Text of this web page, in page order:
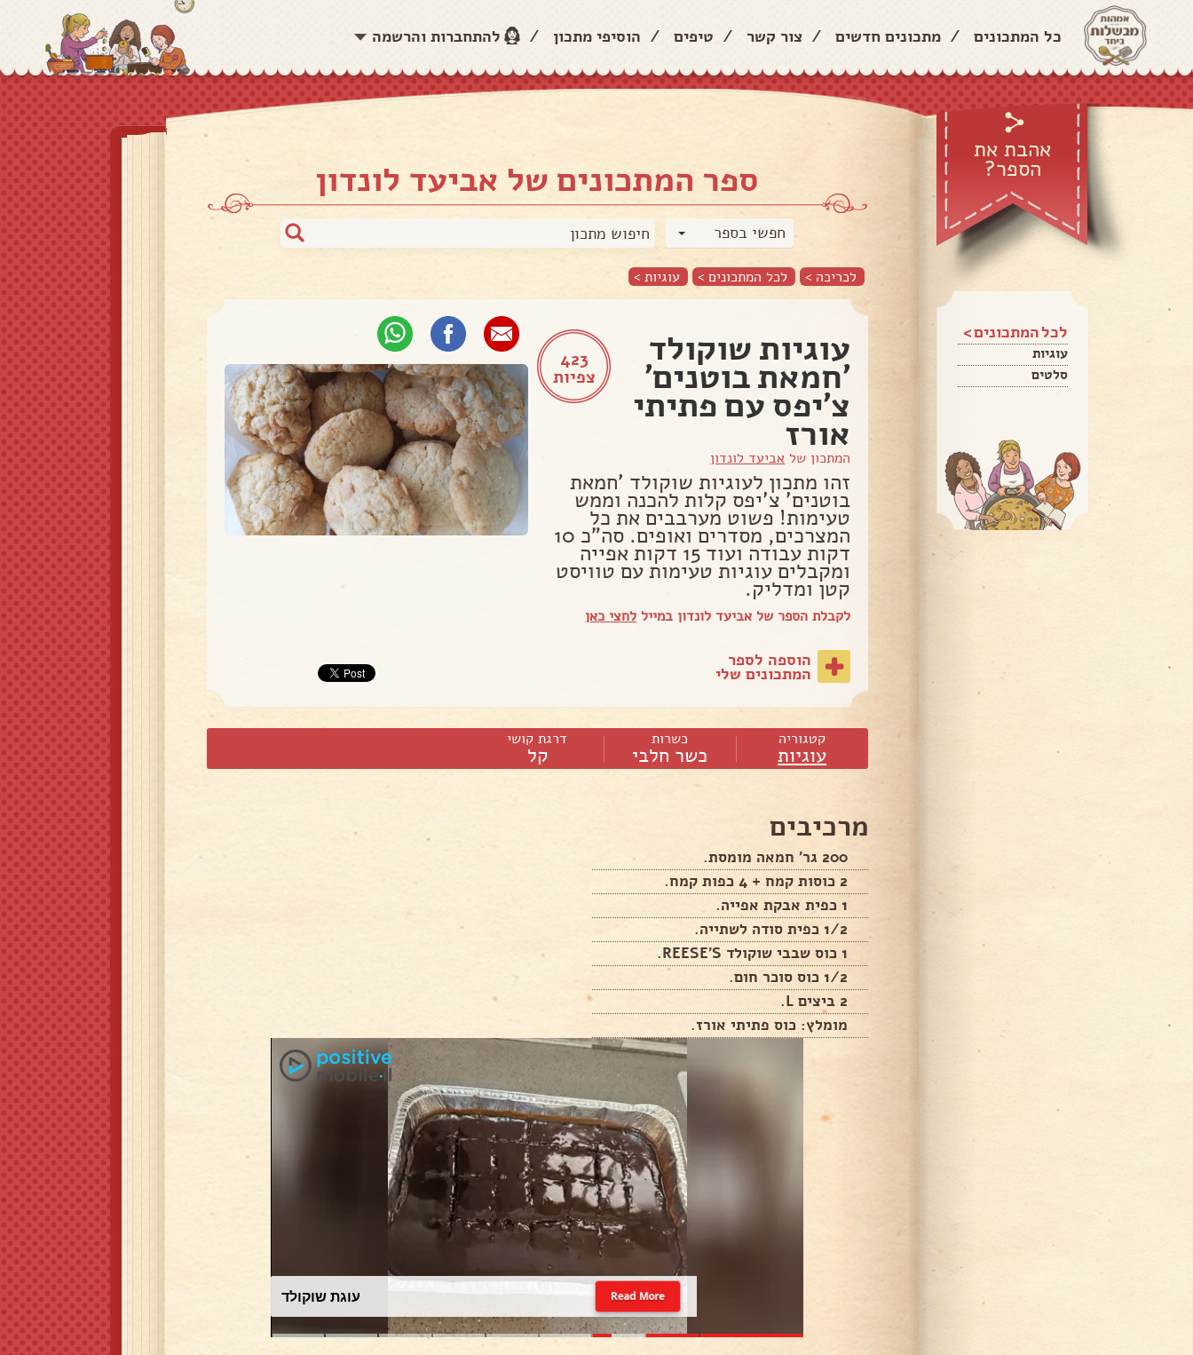
כל המתכונים / מתכונים חדשים / צור קשר / טיפים / הוסיפי מתכון / להתחברות והרשמה
אהבת את
הספר?
לכל המתכונים >
עוגיות
סלטים
ספר המתכונים של אביעד לונדון
חפשי בספר
לכריכה > לכל המתכונים > עוגיות >
423
צפיות
עוגיות שוקולד
'חמאת בוטנים'
צ'יפס עם פתיתי
אורז
המתכון של אביעד לונדון
זהו מתכון לעוגיות שוקולד 'חמאת
בוטנים' צ'יפס קלות להכנה וממש
טעימות! פשוט מערבבים את כל
המצרכים, מסדרים ואופים. סה"כ 10
דקות עבודה ועוד 15 דקות אפייה
ומקבלים עוגיות טעימות עם טוויסט
קטן ומדליק.
לקבלת הספר של אביעד לונדון במייל לחצי כאן
הוספה לספר
המתכונים שלי
קטגוריה
עוגיות
כשרות
כשר חלבי
דרגת קושי
קל
מרכיבים
200 גר' חמאה מומסת.
2 כוסות קמח + 4 כפות קמח.
1 כפית אבקת אפייה.
1/2 כפית סודה לשתייה.
1 כוס שבבי שוקולד REESE'S.
1/2 כוס סוכר חום.
2 ביצים L.
מומלץ: כוס פתיתי אורז.
עוגת שוקולד Read More